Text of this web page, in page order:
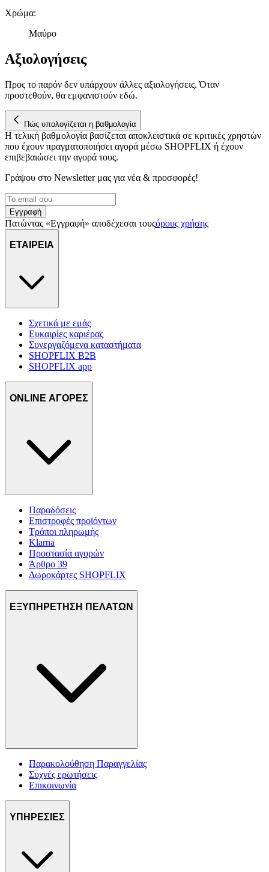
Χρώμα:
Μαύρο
Αξιολογήσεις
Προς το παρόν δεν υπάρχουν άλλες αξιολογήσεις. Όταν
προστεθούν, θα εμφανιστούν εδώ.
Πώς υπολογίζεται η βαθμολογία
Η τελική βαθμολογία βασίζεται αποκλειστικά σε κριτικές χρηστών
που έχουν πραγματοποιήσει αγορά μέσω SHOPFLIX ή έχουν
επιβεβαιώσει την αγορά τους.
Γράψου στο Νewsletter μας για νέα & προσφορές!
Εγγραφή
Πατώντας «Εγγραφή» αποδέχεσαι τουςόρους χρήσης
ΕΤΑΙΡΕΙΑ
Σχετικά με εμάς
Ευκαιρίες καριέρας
Συνεργαζόμενα καταστήματα
SHOPFLIX B2B
SHOPFLIX app
ONLINE ΑΓΟΡΕΣ
Παραδόσεις
Επιστροφές προϊόντων
Τρόποι πληρωμής
Klarna
Προστασία αγορών
Άρθρο 39
Δωροκάρτες SHOPFLIX
ΕΞΥΠΗΡΕΤΗΣΗ ΠΕΛΑΤΩΝ
Παρακολούθηση Παραγγελίας
Συχνές ερωτήσεις
Επικοινωνία
ΥΠΗΡΕΣΙΕΣ